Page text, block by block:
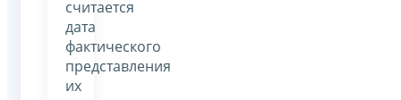
считается
дата
фактического
представления
их